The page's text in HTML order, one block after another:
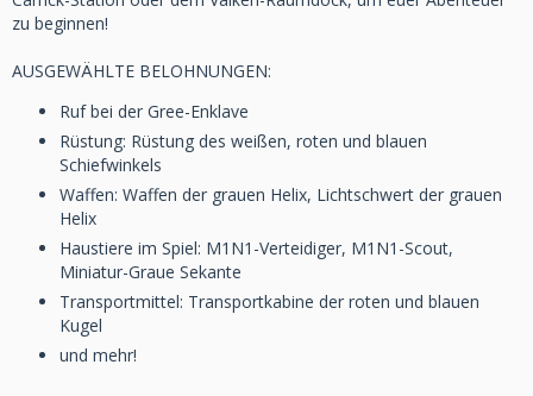
zu beginnen!
AUSGEWÄHLTE BELOHNUNGEN:
Ruf bei der Gree-Enklave
Rüstung: Rüstung des weißen, roten und blauen
Schiefwinkels
Waffen: Waffen der grauen Helix, Lichtschwert der grauen
Helix
Haustiere im Spiel: M1N1-Verteidiger, M1N1-Scout,
Miniatur-Graue Sekante
Transportmittel: Transportkabine der roten und blauen
Kugel
und mehr!